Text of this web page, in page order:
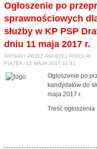
Ogłoszenie po
sprawnościowych
służby w KP PSP
dniu 11 maja 2017 r.
WPISANY PRZEZ ANDRZEJ PODOLAK
PIĄTEK, 12 MAJA 2017 11:31
Ogłoszenie po
kandydatów do
maja 2017 r.
Treść